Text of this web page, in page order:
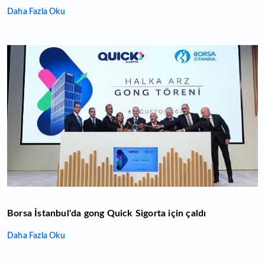
Daha Fazla Oku
Borsa İstanbul'da gong Quick Sigorta için çaldı
Daha Fazla Oku